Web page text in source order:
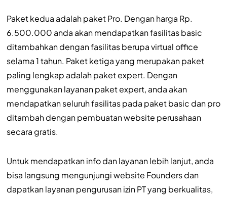
Paket kedua adalah paket Pro. Dengan harga Rp.
6.500.000 anda akan mendapatkan fasilitas basic
ditambahkan dengan fasilitas berupa virtual office
selama 1 tahun. Paket ketiga yang merupakan paket
paling lengkap adalah paket expert. Dengan
menggunakan layanan paket expert, anda akan
mendapatkan seluruh fasilitas pada paket basic dan pro
ditambah dengan pembuatan website perusahaan
secara gratis.
Untuk mendapatkan info dan layanan lebih lanjut, anda
bisa langsung mengunjungi website Founders dan
dapatkan layanan pengurusan izin PT yang berkualitas,